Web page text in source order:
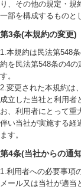
り、その他の規定・規
一部を構成するものと
第3条(本規約の変更)
1.本規約は民法第548
約を民法第548条の4
す。
2.変更された本規約は
成立した当社と利用者
お、利用者にとって重
伴い当社が実施する経
ます。
第4条(当社からの通
1.利用者への必要事項
メール又は当社が適当